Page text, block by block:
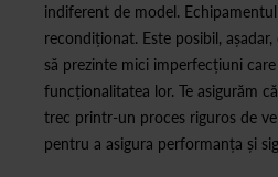
indiferent de model.
recondiționat. Este posibil,
să prezinte mici imperfecțiuni
funcționalitatea lor. Te asigurăm
trec printr-un proces riguros de
pentru a asigura performanța și